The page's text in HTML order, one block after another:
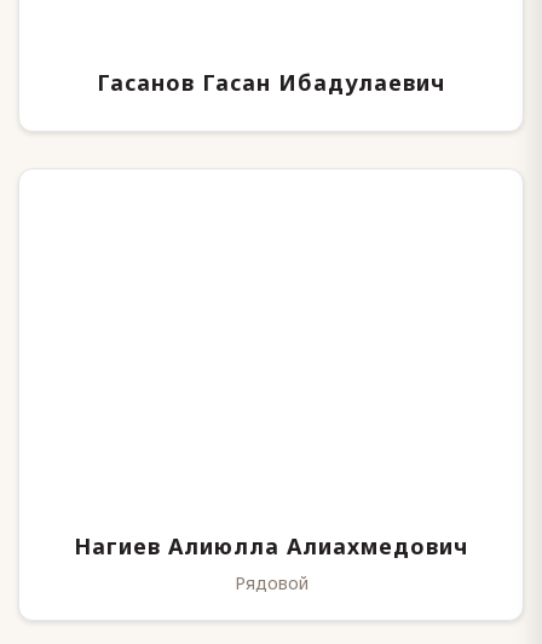
Гасанов Гасан Ибадулаевич
Нагиев Алиюлла Алиахмедович
Рядовой